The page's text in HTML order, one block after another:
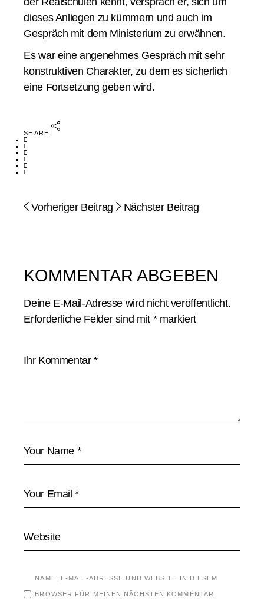
dieses Anliegen zu kümmern und auch im
Gespräch mit dem Ministerium zu erwähnen.
Es war eine angenehmes Gespräch mit sehr
konstruktiven Charakter, zu dem es sicherlich
eine Fortsetzung geben wird.
SHARE
Vorheriger Beitrag Nächster Beitrag
KOMMENTAR ABGEBEN
Deine E-Mail-Adresse wird nicht veröffentlicht.
Erforderliche Felder sind mit *markiert
NAME, E-MAIL-ADRESSE UND WEBSITE IN DIESEM
BROWSER FÜR MEINEN NÄCHSTEN KOMMENTAR